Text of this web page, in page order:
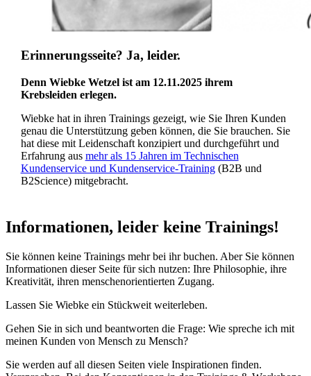
Erinnerungsseite? Ja, leider.
Denn Wiebke Wetzel ist am 12.11.2025 ihrem
Krebsleiden erlegen.
Wiebke hat in ihren Trainings gezeigt, wie Sie Ihren Kunden
genau die Unterstützung geben können, die Sie brauchen. Sie
hat diese mit Leidenschaft konzipiert und durchgeführt und
Erfahrung aus mehr als 15 Jahren im Technischen
Kundenservice und Kundenservice-Training(B2B und
B2Science) mitgebracht.
Informationen, leider keine Trainings!
Sie können keine Trainings mehr bei ihr buchen. Aber Sie können
Informationen dieser Seite für sich nutzen: Ihre Philosophie, ihre
Kreativität, ihren menschenorientierten Zugang.
Lassen Sie Wiebke ein Stückweit weiterleben.
Gehen Sie in sich und beantworten die Frage: Wie spreche ich mit
meinen Kunden von Mensch zu Mensch?
Sie werden auf all diesen Seiten viele Inspirationen finden.